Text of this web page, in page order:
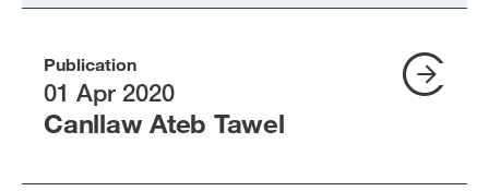
Publication
01 Apr 2020
Canllaw Ateb Tawel